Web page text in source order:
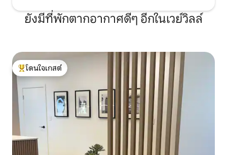
ยังมีที่พักตากอากาศดีๆ อีกในเวย์วิลล์
โดนใจเกสต์ที่สุด
โดนใจเกสต์